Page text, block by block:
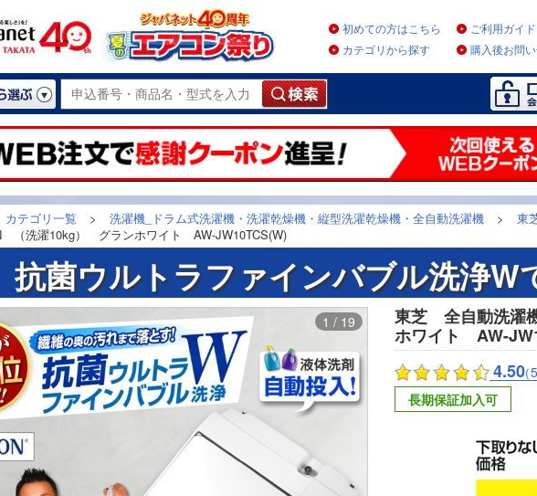
初めての方はこちら ご利用ガイド
カテゴリから探す
購入後お問
カテゴリ一覧 > 洗濯機_ドラム式洗濯機・洗濯乾燥機・縦型洗濯乾燥機・全自動洗濯機 > 東
洗濯10kg） グランホワイト AW-JW10TCS(W)
抗菌ウルトラファインバブル洗浄W
1 / 19
東芝 全自動洗
ホワイト AW-
4.50（
長期保証加入可